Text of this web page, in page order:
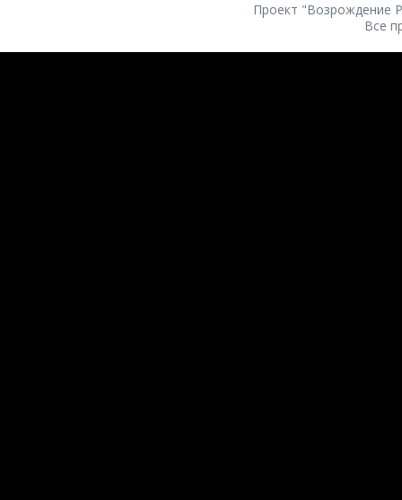
Проект "Возрождение
Все